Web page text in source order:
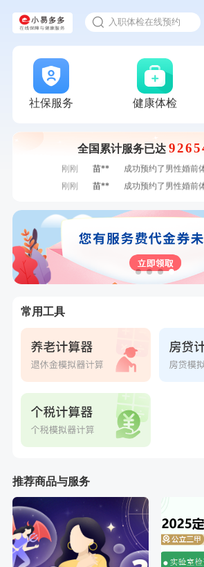
入职体检在线预约
社保服务 健康体检
全国累计服务已达
1分钟前 毛**
购买了汤臣倍健多维男士多种
瓶
2分钟前 肖**
成功预约了妇
2分钟前
林**
成功预约糖尿病
4分钟前
购买了小熊电烤箱
4分钟前
购买了美的体重秤
6分钟前
成功预约了尊享版
7分钟前
潘*
购买了美的1.5L电热
刚刚
苗**
成功预约了男性婚前
刚刚
苗** 成功预约了男性婚前
常用工具
推荐商品与服务